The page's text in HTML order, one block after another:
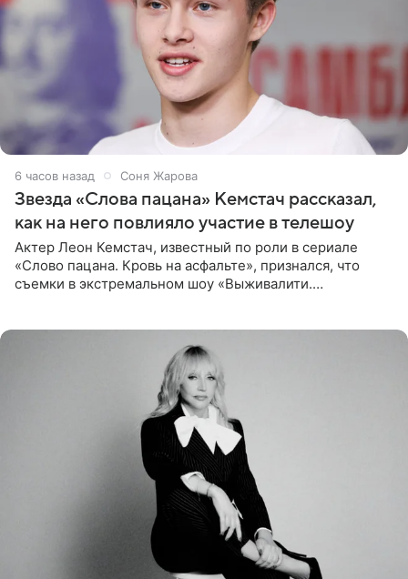
6 часов назад Соня Жарова
Звезда «Слова пацана» Кемстач рассказал,
как на него повлияло участие в телешоу
Актер Леон Кемстач, известный по роли в сериале
«Слово пацана. Кровь на асфальте», признался, что
съемки в экстремальном шоу «Выживалити.